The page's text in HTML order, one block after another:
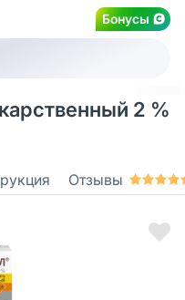
Бонусы
2 %
Отзывы